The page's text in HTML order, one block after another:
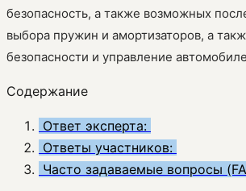
безопасность, а также возможных
выбора пружин и амортизаторов, а
безопасности и управление
Содержание
Ответ эксперта:
Ответы участников:
Часто задаваемые вопросы